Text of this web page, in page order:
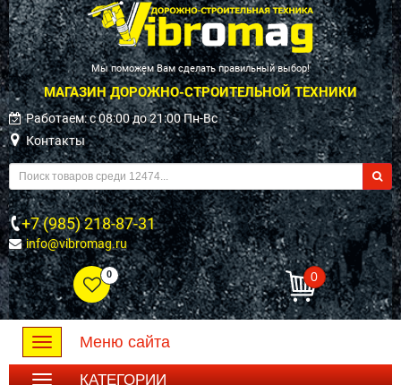
Мы поможем Вам сделать правильный выбор!
МАГАЗИН ДОРОЖНО-СТРОИТЕЛЬНОЙ ТЕХНИКИ
Работаем: c 08:00 до 21:00 Пн-Вс
Контакты
+7 (985) 218-87-31
info@vibromag.ru
0 0
Toggle
navigation
Меню сайта
КАТЕГОРИИ